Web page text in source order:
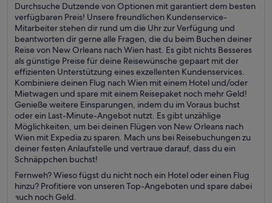
Durchsuche Dutzende von Optionen mit garantiert dem besten
verfügbaren Preis! Unsere freundlichen Kundenservice-
Mitarbeiter stehen dir rund um die Uhr zur Verfügung und
beantworten dir gerne alle Fragen, die du beim Buchen deiner
Reise von New Orleans nach Wien hast. Es gibt nichts Besseres
als günstige Preise für deine Reisewünsche gepaart mit der
effizienten Unterstützung eines exzellenten Kundenservices.
Kombiniere deinen Flug nach Wien mit einem Hotel und/oder
Mietwagen und spare mit einem Reisepaket noch mehr Geld!
Genieße weitere Einsparungen, indem du im Voraus buchst
oder ein Last-Minute-Angebot nutzt. Es gibt unzählige
Möglichkeiten, um bei deinen Flügen von New Orleans nach
Wien mit Expedia zu sparen. Mach uns bei Reisebuchungen zu
deiner festen Anlaufstelle und vertraue darauf, dass du ein
Schnäppchen buchst!
Fernweh? Wieso fügst du nicht noch ein Hotel oder einen Flug
hinzu? Profitiere von unseren Top-Angeboten und spare dabei
auch noch Geld.